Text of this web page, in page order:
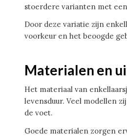
stoerdere varianten met
Door deze variatie zijn
voorkeur en het beoogde
Materialen en
Het materiaal van
levensduur. Veel modellen
de voet.
Goede materialen zorgen